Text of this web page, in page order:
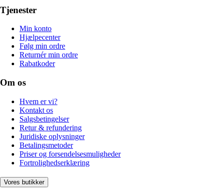
Tjenester
Min konto
Hjælpecenter
Følg min ordre
Returnér min ordre
Rabatkoder
Om os
Hvem er vi?
Kontakt os
Salgsbetingelser
Retur & refundering
Juridiske oplysninger
Betalingsmetoder
Priser og forsendelsesmuligheder
Fortrolighedserklæring
Vores butikker